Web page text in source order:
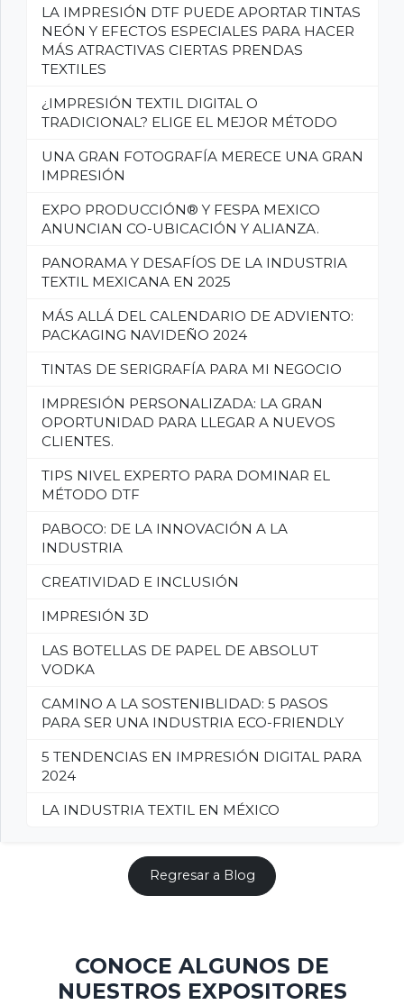
LA IMPRESIÓN DTF PUEDE APORTAR TINTAS
NEÓN Y EFECTOS ESPECIALES PARA HACER
MÁS ATRACTIVAS CIERTAS PRENDAS
TEXTILES
¿IMPRESIÓN TEXTIL DIGITAL O
TRADICIONAL? ELIGE EL MEJOR MÉTODO
UNA GRAN FOTOGRAFÍA MERECE UNA GRAN
IMPRESIÓN
EXPO PRODUCCIÓN® Y FESPA MEXICO
ANUNCIAN CO-UBICACIÓN Y ALIANZA.
PANORAMA Y DESAFÍOS DE LA INDUSTRIA
TEXTIL MEXICANA EN 2025
MÁS ALLÁ DEL CALENDARIO DE ADVIENTO:
PACKAGING NAVIDEÑO 2024
TINTAS DE SERIGRAFÍA PARA MI NEGOCIO
IMPRESIÓN PERSONALIZADA: LA GRAN
OPORTUNIDAD PARA LLEGAR A NUEVOS
CLIENTES.
TIPS NIVEL EXPERTO PARA DOMINAR EL
MÉTODO DTF
PABOCO: DE LA INNOVACIÓN A LA
INDUSTRIA
CREATIVIDAD E INCLUSIÓN
IMPRESIÓN 3D
LAS BOTELLAS DE PAPEL DE ABSOLUT
VODKA
CAMINO A LA SOSTENIBLIDAD: 5 PASOS
PARA SER UNA INDUSTRIA ECO-FRIENDLY
5 TENDENCIAS EN IMPRESIÓN DIGITAL PARA
2024
LA INDUSTRIA TEXTIL EN MÉXICO
Regresar a Blog
CONOCE ALGUNOS DE
NUESTROS EXPOSITORES